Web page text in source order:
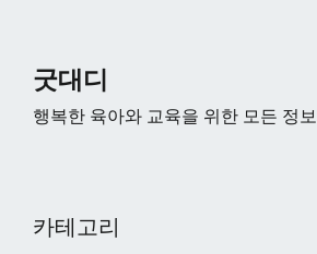
굿대디
행복한 육아와 교육을 위한 모든 정보
카테고리